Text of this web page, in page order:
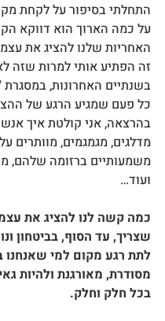
התחלתי בסיפור על לקחת
על כמה הארוך הוא דווקא
האחריות שלנו להציג את
זה הפתיע אותי למרות שזה
בשנתיים האחרונות, במסגרת
כל פעם שמגיע הרגע של
בהרצאה, אני קולטת איך
מדלגים, מגמגמים, מוותרים
משמעותיים ברזומה שלהם,
ועוד…
כמה קשה לנו להציג את
שצריך, עד הסוף, בביטחון
לתת רגע מקום למי שאנחנו
מסודרת, מאורגנת ולהיות
בכל חלק וחלק.